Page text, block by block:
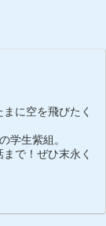
に空を飛びたく
学生紫組。
で！ぜひ末永く